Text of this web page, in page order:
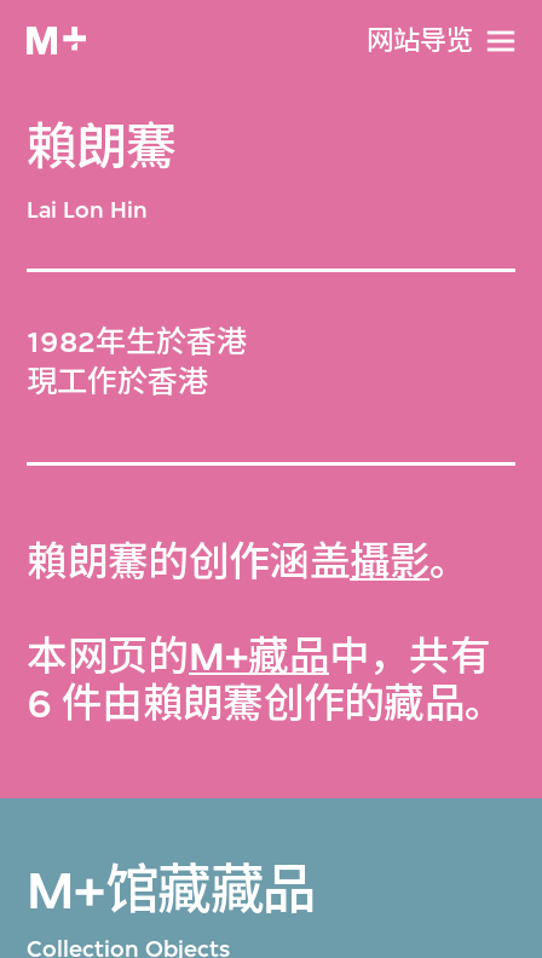
网站导览
賴朗騫
Lai Lon Hin
1982年生於香港
現工作於香港
賴朗騫的创作涵盖攝影。
本网页的M+藏品中，共有
6 件由賴朗騫创作的藏品。
M+馆藏藏品
Collection Objects